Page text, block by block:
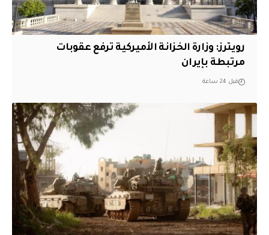
‏رويترز: وزارة الخزانة الأميركية ترفع عقوبات
مرتبطة بإيران
قبل 24 ساعة